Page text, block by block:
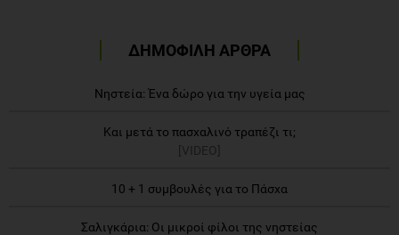
ΔΗΜΟΦΙΛΗ ΑΡΘΡΑ
Νηστεία: Ένα δώρο για την υγεία μας
Και μετά το πασχαλινό τραπέζι τι;
[VIDEO]
10 + 1 συμβουλές για το Πάσχα
Σαλιγκάρια: Οι μικροί φίλοι της νηστείας